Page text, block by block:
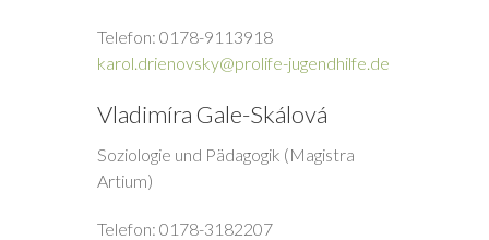
Telefon: 0178-9113918
karol.drienovsky@prolife-jugendhilfe.de
Vladimíra Gale-Skálová
Soziologie und Pädagogik (Magistra
Artium)
Telefon: 0178-3182207